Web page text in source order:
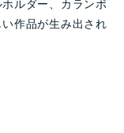
ルダー、カランボ
作品が生み出され